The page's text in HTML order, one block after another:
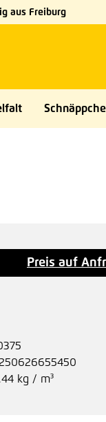
aus Freiburg
Preis auf
kg / m³